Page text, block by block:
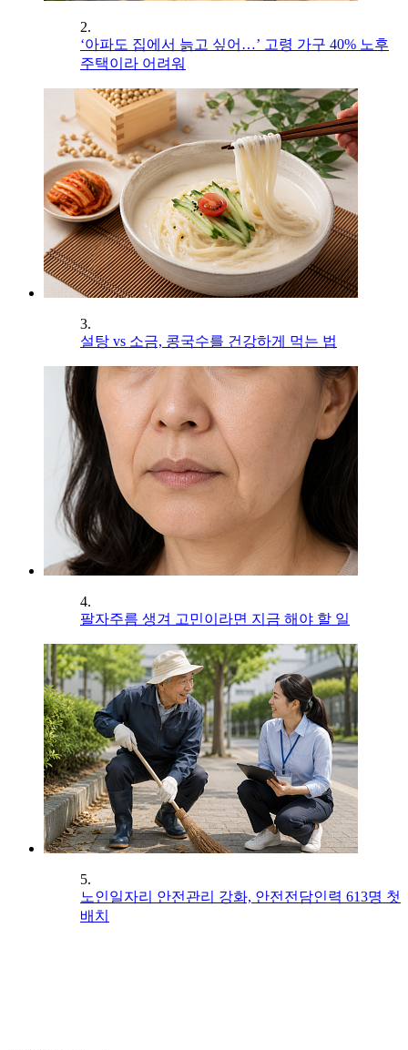
2.
‘아파도 집에서 늙고 싶어…’ 고령 가구 40% 노후
주택이라 어려워
3.
설탕 vs 소금, 콩국수를 건강하게 먹는 법
4.
팔자주름 생겨 고민이라면 지금 해야 할 일
5.
노인일자리 안전관리 강화, 안전전담인력 613명 첫
배치